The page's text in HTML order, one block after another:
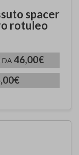
spacer
rotuleo
DA 46,00€